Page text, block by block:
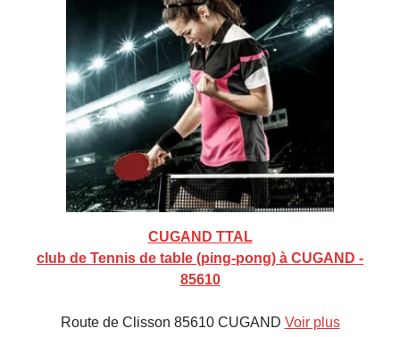
CUGAND TTAL
club de Tennis de table (ping-pong) à CUGAND -
85610
Route de Clisson 85610 CUGAND Voir plus